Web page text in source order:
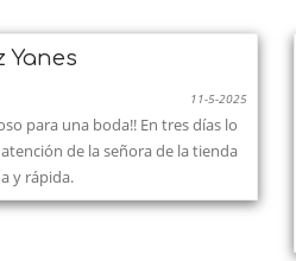
Yanes
11-5-2025
para una boda!! En tres días lo
de la señora de la tienda
y rápida.